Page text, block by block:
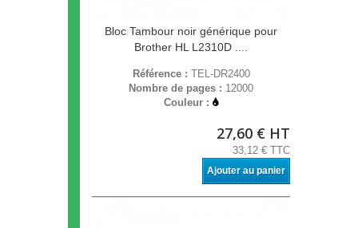
Bloc Tambour noir générique pour
Brother HL L2310D ....
Référence : TEL-DR2400
Nombre de pages : 12000
Couleur :
27,60 € HT
33,12 € TTC
Ajouter au panier